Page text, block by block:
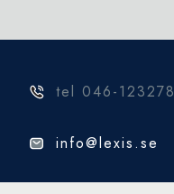
tel 046-123278
info@lexis.se